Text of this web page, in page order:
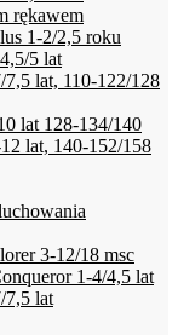
rękawem
1-2/2,5 roku
5 lat
lat, 110-122/128
lat 128-134/140
lat, 140-152/158
3-12/18 msc
1-4/4,5 lat
7,5 lat